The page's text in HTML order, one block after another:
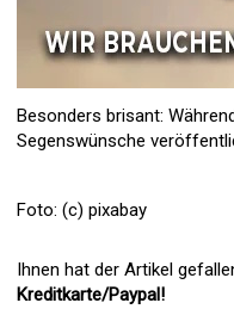
Besonders brisant:
Segenswünsche
Foto: (c) pixabay
Ihnen hat der Artikel
Kreditkarte/Paypal!